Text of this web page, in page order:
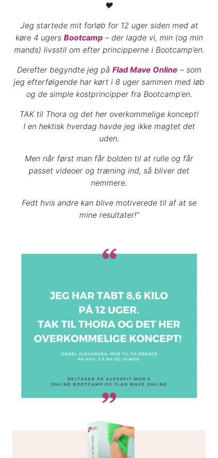
♥️
Jeg startede mit forløb for 12 uger siden med at
køre 4 ugers Bootcamp– der lagde vi, min (og min
mands) livsstil om efter principperne i Bootcamp’en.
Derefter begyndte jeg på Flad Mave Online – som
jeg efterfølgende har kørt i 8 uger sammen med løb
og de simple kostprincipper fra Bootcamp’en.
TAK til Thora og det her overkommelige koncept!
I en hektisk hverdag havde jeg ikke magtet det
uden.
Men når først man får bolden til at rulle og får
passet videoer og træning ind, så bliver det
nemmere.
Fedt hvis andre kan blive motiverede til af at se
mine resultater!”